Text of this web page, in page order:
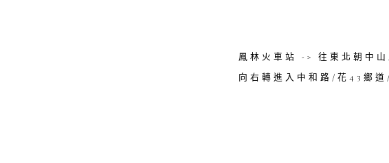
鳳林火車站 -> 往東北朝中
向右轉進入中和路/花43鄉